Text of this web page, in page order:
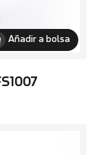
Añadir a bolsa